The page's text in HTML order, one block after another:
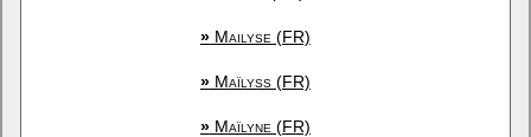
»Mailyse (FR)
»Maïlyss (FR)
»Maïlyne (FR)